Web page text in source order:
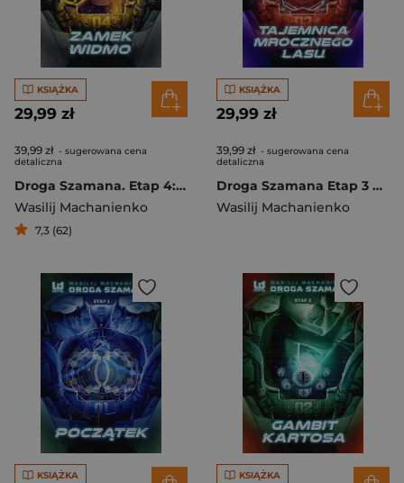
KSIĄŻKA
29,99 zł
39,99 zł - sugerowana cena
detaliczna
Droga Szamana. Etap 4: Zamek Widmo
Wasilij Machanienko
7,3 (62)
KSIĄŻKA
29,99 zł
39,99 zł - sugerowana cena
detaliczna
Droga Szamana Etap 3 Tajemnica Mrocznego Lasu
Wasilij Machanienko
KSIĄŻKA KSIĄŻKA